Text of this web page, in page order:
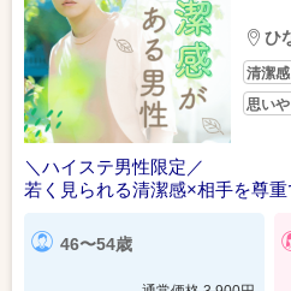
ひ
清潔
思い
＼ハイステ男性限定／
若く見られる清潔感×相手を尊
46〜54歳